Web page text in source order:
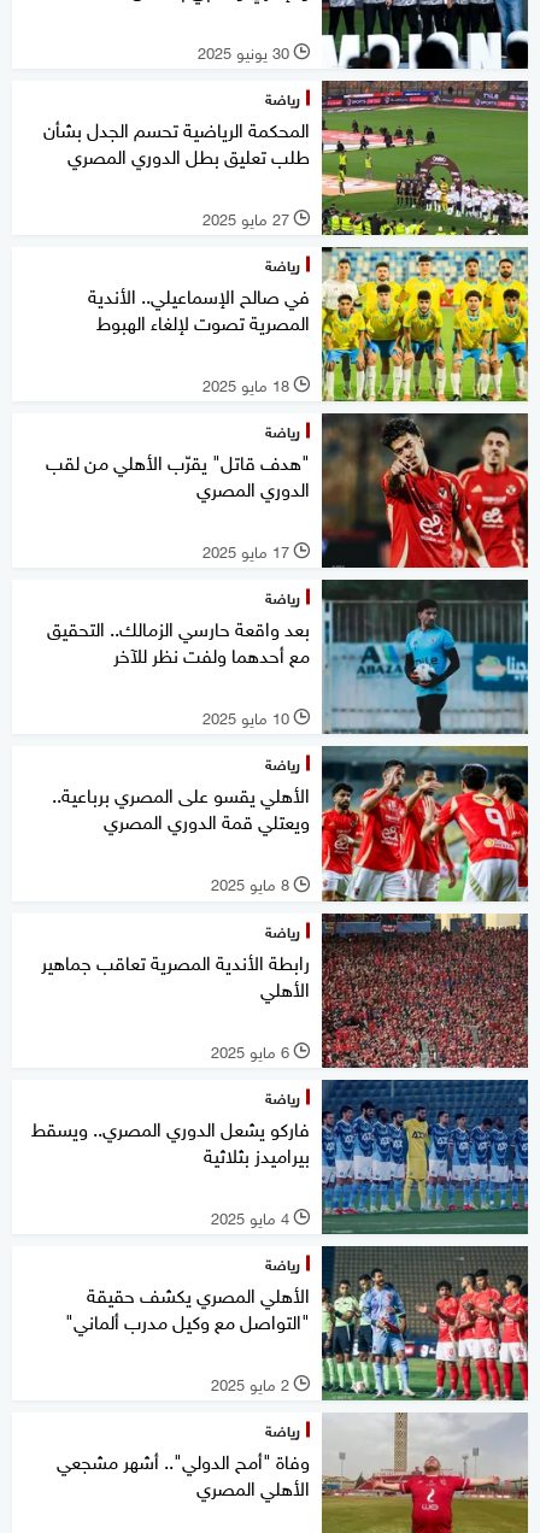
l 30 يونيو 2025
رياضة
المحكمة الرياضية تحسم الجدل بشأن
طلب تعليق بطل الدوري المصري
l 27 مايو 2025
رياضة
في صالح الإسماعيلي.. الأندية
المصرية تصوت لإلغاء الهبوط
l 18 مايو 2025
رياضة
"هدف قاتل" يقرّب الأهلي من لقب
الدوري المصري
l 17 مايو 2025
رياضة
بعد واقعة حارسي الزمالك.. التحقيق
مع أحدهما ولفت نظر للآخر
l 10 مايو 2025
رياضة
الأهلي يقسو على المصري برباعية..
ويعتلي قمة الدوري المصري
l 8 مايو 2025
رياضة
رابطة الأندية المصرية تعاقب جماهير
الأهلي
l 6 مايو 2025
رياضة
فاركو يشعل الدوري المصري.. ويسقط
بيراميدز بثلاثية
l 4 مايو 2025
رياضة
الأهلي المصري يكشف حقيقة
"التواصل مع وكيل مدرب ألماني"
l 2 مايو 2025
رياضة
وفاة "أمح الدولي".. أشهر مشجعي
الأهلي المصري